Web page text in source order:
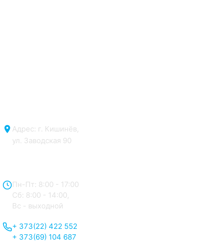
Адрес: г. Кишинёв,
ул. Заводская 90
Пн-Пт: 8:00 - 17:00
Сб: 8:00 - 14:00,
Вс - выходной
+ 373(22) 422 552
+ 373(69) 104 687